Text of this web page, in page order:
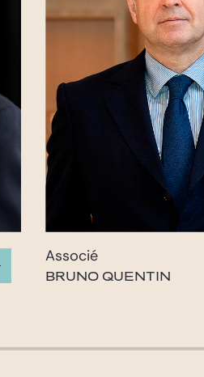
Associé
BRUNO QUENTIN